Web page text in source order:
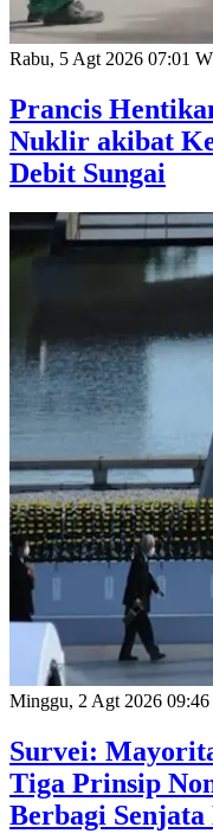
Rabu, 5 Agt 2026 07:01
Prancis
Nuklir akibat
Debit Sungai
Minggu, 2 Agt 2026
Survei:
Tiga Prinsip
Berbagi